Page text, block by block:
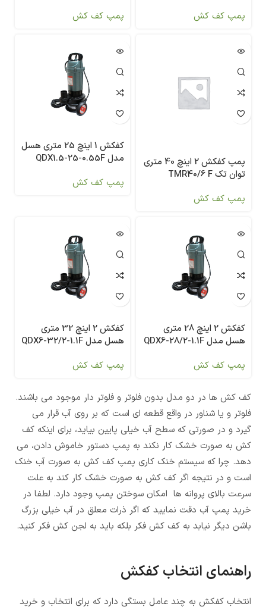
پمپ کف کش
پمپ کف کش
پمپ کفکش 2 اینچ 40 متری
توان تک TMR40/6 F
پمپ کف کش
کفکش 1 اینچ 25 متری هسل
مدل QDX1.5-25-0.55F
پمپ کف کش
کفکش 2 اینچ 28 متری
هسل مدل QDX6-28/2-1.1F
پمپ کف کش
کفکش 2 اینچ 32 متری
هسل مدل QDX6-32/2-1.1F
پمپ کف کش
کف کش ها در دو مدل بدون فلوتر و فلوتر دار موجود می باشند.
فلوتر و یا شناور در واقع قطعه ای است که بر روی آب قرار می
گیرد و در صورتی که سطح آب خیلی پایین بیاید، برای اینکه کف
کش به صورت خشک کار نکند به پمپ دستور خاموش دادن، می
دهد. چرا که سیستم خنک کاری پمپ کف کش به صورت آب خنک
است و در نتیجه اگر کف کش به صورت خشک کار کند به علت
سرعت بالای پروانه ها امکان سوختن پمپ وجود دارد. لطفا در
خرید پمپ آب دقت نمایید که اگر ذرات معلق در آب خیلی بزرگ
باشن دیگر نیابد به کف کش فکر بلکه باید به لجن کش فکر کنید.
راهنمای انتخاب کفکش
انتخاب کفکش به چند عامل بستگی دارد که برای انتخاب و خرید